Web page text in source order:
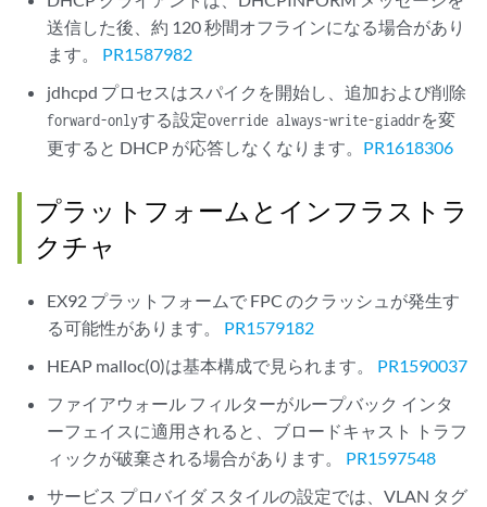
送信した後、約 120 秒間オフラインになる場合があり
ます。 PR1587982
jdhcpd プロセスはスパイクを開始し、追加および削除
forward-onlyする設定override always-write-giaddrを変
更すると DHCP が応答しなくなります。 PR1618306
プラットフォームとインフラストラ
クチャ
EX92 プラットフォームで FPC のクラッシュが発生す
る可能性があります。 PR1579182
HEAP malloc(0)は基本構成で見られます。 PR1590037
ファイアウォール フィルターがループバック インタ
ーフェイスに適用されると、ブロードキャスト トラフ
ィックが破棄される場合があります。 PR1597548
サービス プロバイダ スタイルの設定では、VLAN タグ